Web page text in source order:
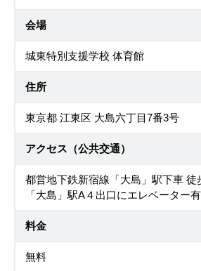
会場
城東特別支援学校 体育館
住所
東京都 江東区 大島六丁目7番3号
アクセス（公共交通）
都営地下鉄新宿線「大島」駅下車 徒
「大島」駅A４出口にエレベーター有
料金
無料